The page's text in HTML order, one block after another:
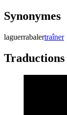
Synonymes
laguerrabalertraîner
Traductions